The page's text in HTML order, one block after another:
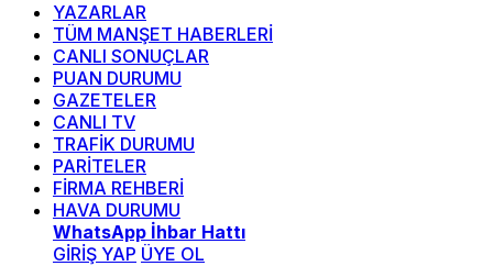
YAZARLAR
TÜM MANŞET HABERLERİ
CANLI SONUÇLAR
PUAN DURUMU
GAZETELER
CANLI TV
TRAFİK DURUMU
PARİTELER
FİRMA REHBERİ
HAVA DURUMU
WhatsApp İhbar Hattı
GİRİŞ YAP ÜYE OL